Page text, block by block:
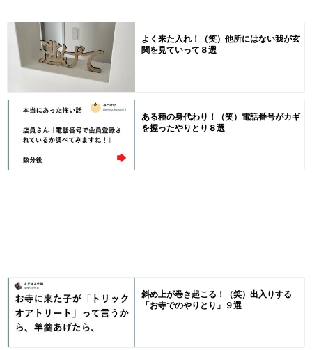
よく来た入れ！（笑）他所にはない我が玄
関を見ていって８選
ある種の身代わり！（笑）電話番号がカギ
を握ったやりとり８選
斜め上が巻き起こる！（笑）出入りする
「お寺でのやりとり」９選